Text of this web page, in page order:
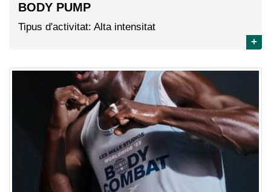
BODY PUMP
Tipus d'activitat: Alta intensitat
+